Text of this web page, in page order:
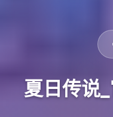
夏日传说